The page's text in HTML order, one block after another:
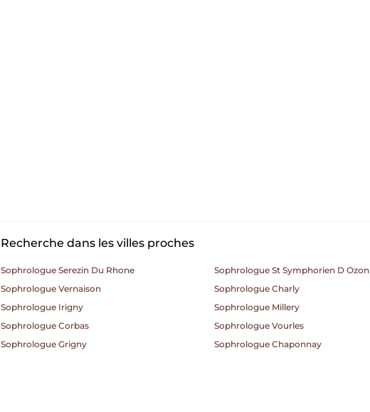
Recherche dans les villes proches
Sophrologue Serezin Du Rhone
Sophrologue St Symphorien D Ozon
Sophrologue Vernaison
Sophrologue Charly
Sophrologue Irigny
Sophrologue Millery
Sophrologue Corbas
Sophrologue Vourles
Sophrologue Grigny
Sophrologue Chaponnay